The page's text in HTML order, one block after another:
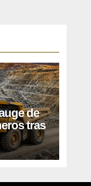
de
tras
de
para
y oro